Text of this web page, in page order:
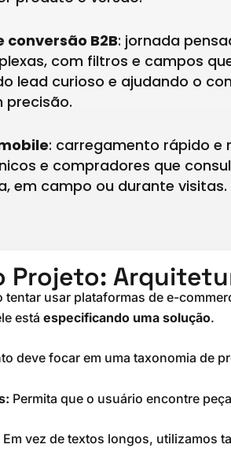
B2B: jornada
com filtros e campos
lead curioso e ajudando o
precisão.
: carregamento rápido e
e compradores que
em campo ou durante visitas.
Projeto:
tentar usar plataformas de e-
está especificando uma solução.
deve focar em uma taxonomia de
Permita que o usuário encontre
Em vez de textos longos, utilizamos